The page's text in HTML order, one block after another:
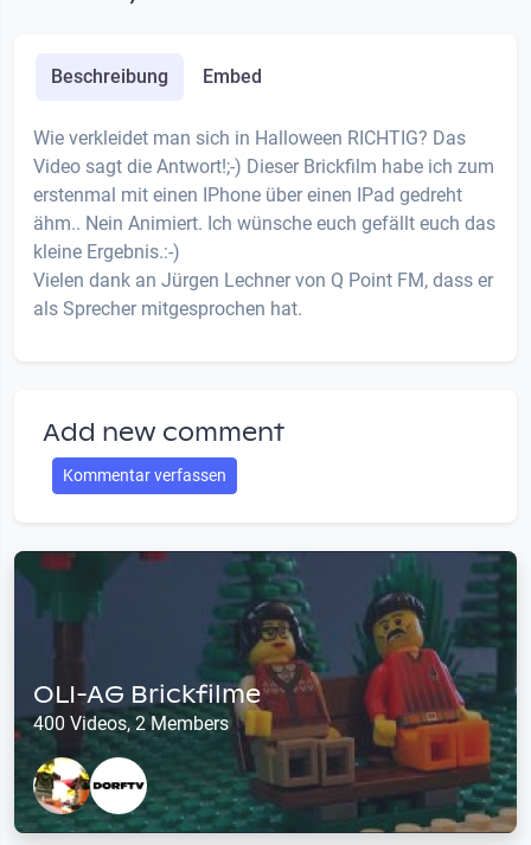
Beschreibung Embed
Wie verkleidet man sich in Halloween RICHTIG? Das
Video sagt die Antwort!;-) Dieser Brickfilm habe ich zum
erstenmal mit einen IPhone über einen IPad gedreht
ähm.. Nein Animiert. Ich wünsche euch gefällt euch das
kleine Ergebnis.:-)
Vielen dank an Jürgen Lechner von Q Point FM, dass er
als Sprecher mitgesprochen hat.
Add new comment
Kommentar verfassen
OLI-AG Brickfilme
400 Videos, 2 Members